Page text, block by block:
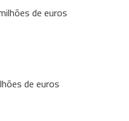
de euros
de euros